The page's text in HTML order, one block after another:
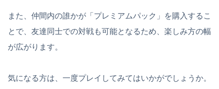
また、仲間内の誰かが「プレミアムパック」を購入するこ
とで、友達同士での対戦も可能となるため、楽しみ方の幅
が広がります。
気になる方は、一度プレイしてみてはいかがでしょうか。